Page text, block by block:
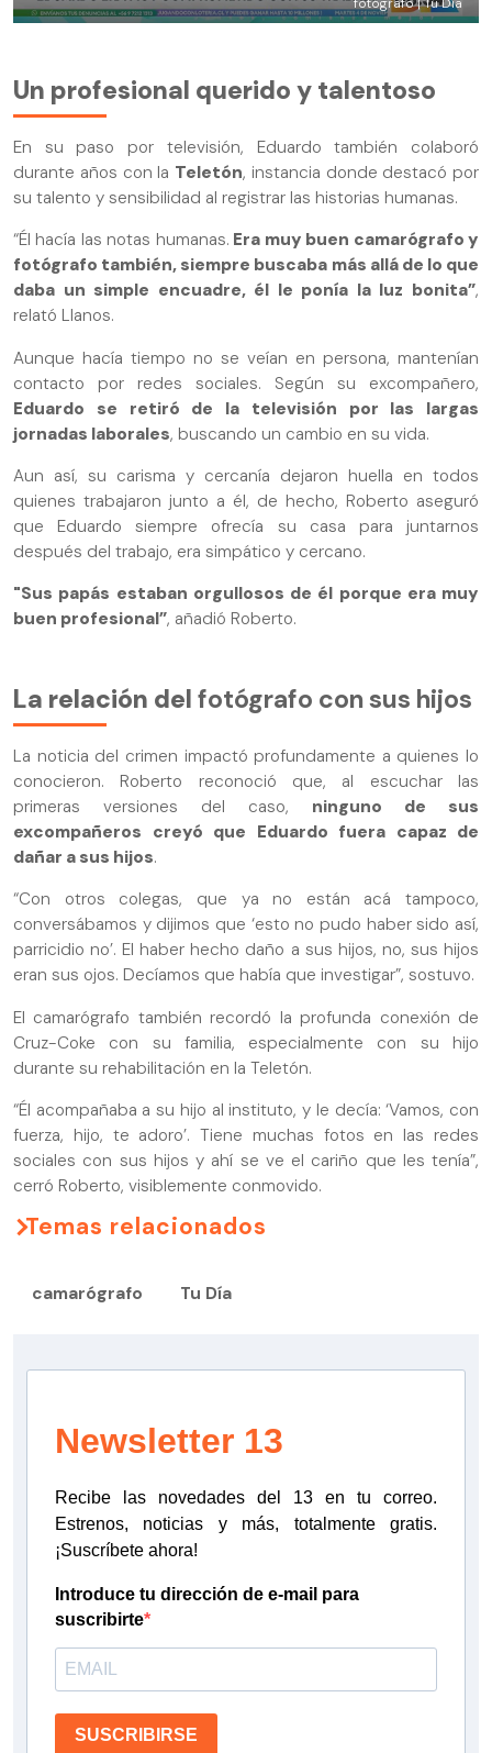
fotógrafo | Tu Día
Un profesional querido y talentoso
En su paso por televisión, Eduardo también colaboró
durante años con la Teletón, instancia donde destacó por
su talento y sensibilidad al registrar las historias humanas.
“Él hacía las notas humanas. Era muy buen camarógrafo y
fotógrafo también, siempre buscaba más allá de lo que
daba un simple encuadre, él le ponía la luz bonita”,
relató Llanos.
Aunque hacía tiempo no se veían en persona, mantenían
contacto por redes sociales. Según su excompañero,
Eduardo se retiró de la televisión por las largas
jornadas laborales, buscando un cambio en su vida.
Aun así, su carisma y cercanía dejaron huella en todos
quienes trabajaron junto a él, de hecho, Roberto aseguró
que Eduardo siempre ofrecía su casa para juntarnos
después del trabajo, era simpático y cercano.
"Sus papás estaban orgullosos de él porque era muy
buen profesional”, añadió Roberto.
La relación del fotógrafo con sus hijos
La noticia del crimen impactó profundamente a quienes lo
conocieron. Roberto reconoció que, al escuchar las
primeras versiones del caso, ninguno de sus
excompañeros creyó que Eduardo fuera capaz de
dañar a sus hijos.
“Con otros colegas, que ya no están acá tampoco,
conversábamos y dijimos que ‘esto no pudo haber sido así,
parricidio no’. El haber hecho daño a sus hijos, no, sus hijos
eran sus ojos. Decíamos que había que investigar”, sostuvo.
El camarógrafo también recordó la profunda conexión de
Cruz-Coke con su familia, especialmente con su hijo
durante su rehabilitación en la Teletón.
“Él acompañaba a su hijo al instituto, y le decía: ‘Vamos, con
fuerza, hijo, te adoro’. Tiene muchas fotos en las redes
sociales con sus hijos y ahí se ve el cariño que les tenía”,
cerró Roberto, visiblemente conmovido.
Temas relacionados
camarógrafo Tu Día
Newsletter 13
Recibe las novedades del 13 en tu correo.
Estrenos, noticias y más, totalmente gratis.
¡Suscríbete ahora!
Introduce tu dirección de e-mail para
suscribirte
SUSCRIBIRSE